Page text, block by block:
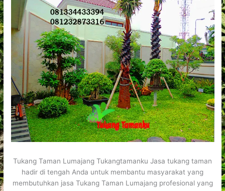
Tukang Taman Lumajang Tukangtamanku Jasa tukang taman
hadir di tengah Anda untuk membantu masyarakat yang
membutuhkan jasa Tukang Taman Lumajang profesional yang